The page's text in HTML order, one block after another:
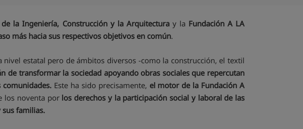
la Ingeniería, Construcción y la Arquitectura y la Fundación A LA
más hacia sus respectivos objetivos en común.
estatal pero de ámbitos diversos -como la construcción, el textil
de transformar la sociedad apoyando obras sociales que repercutan
Este ha sido precisamente, el motor de la Fundación A
los noventa por los derechos y la participación social y laboral de las
sus familias.